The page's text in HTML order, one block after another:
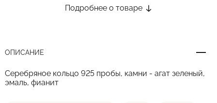
Подробнее о товаре
ОПИСАНИЕ
Серебряное кольцо 925 пробы, камни - агат зеленый,
эмаль, фианит